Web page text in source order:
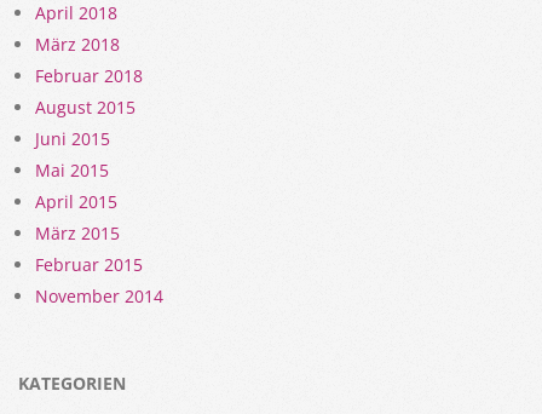
April 2018
März 2018
Februar 2018
August 2015
Juni 2015
Mai 2015
April 2015
März 2015
Februar 2015
November 2014
KATEGORIEN